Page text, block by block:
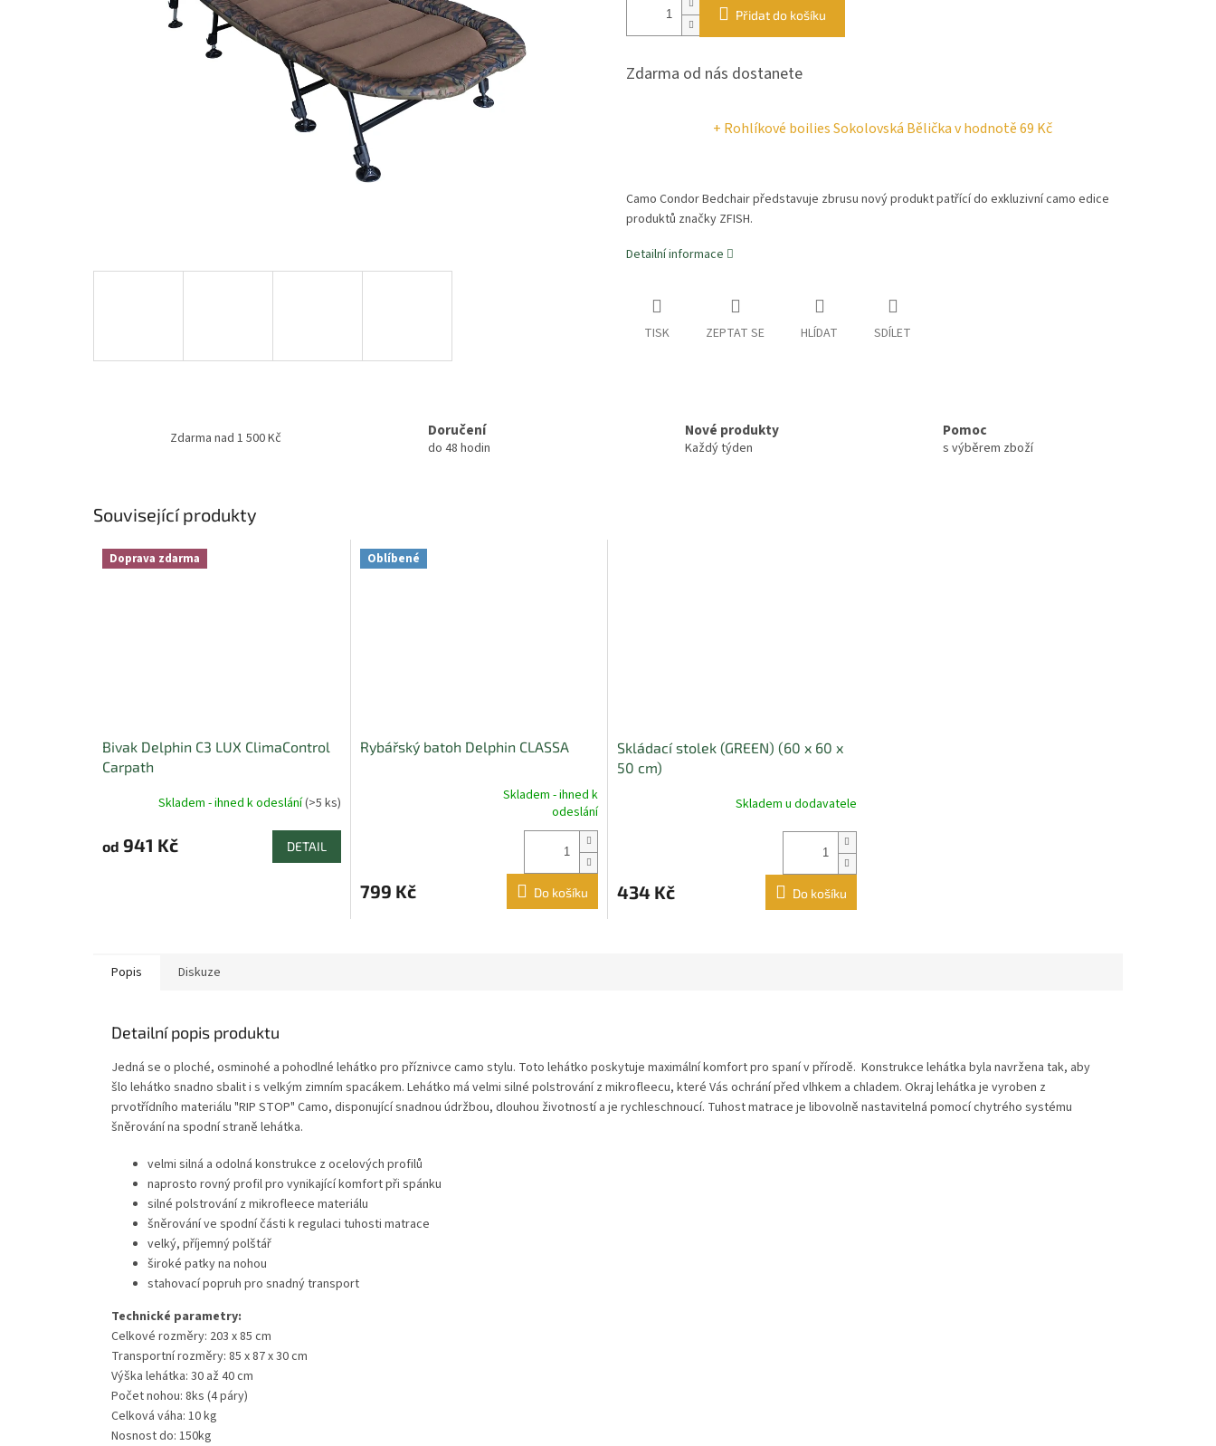
Přidat do košíku
Zdarma od nás dostanete
+ Rohlíkové boilies Sokolovská Běličkav hodnotě 69 Kč
Camo Condor Bedchair představuje zbrusu nový produkt patřící do exkluzivní camo edice
produktů značky ZFISH.
Detailní informace
TISK ZEPTAT SE HLÍDAT SDÍLET
Zdarma nad 1 500 Kč Doručení
do 48 hodin
Nové produkty
Každý týden
Pomoc
s výběrem zboží
Související produkty
Doprava zdarma
Bivak Delphin C3 LUX ClimaControl
Carpath
Skladem - ihned k odeslání(>5 ks)
od 941 Kč DETAIL
Oblíbené
Rybářský batoh Delphin CLASSA
z
Skladem - ihned k
odeslání
799 Kč Do košíku
Skládací stolek (GREEN) (60 x 60 x
50 cm)
Skladem u dodavatele
434 Kč Do košíku
Popis Diskuze
Detailní popis produktu
Jedná se o ploché, osminohé a pohodlné lehátko pro příznivce camo stylu. Toto lehátko poskytuje maximální komfort pro spaní v přírodě. Konstrukce lehátka byla navržena tak, aby
šlo lehátko snadno sbalit i s velkým zimním spacákem. Lehátko má velmi silné polstrování z mikrofleecu, které Vás ochrání před vlhkem a chladem. Okraj lehátka je vyroben z
prvotřídního materiálu "RIP STOP" Camo, disponující snadnou údržbou, dlouhou životností a je rychleschnoucí. Tuhost matrace je libovolně nastavitelná pomocí chytrého systému
šněrování na spodní straně lehátka.
velmi silná a odolná konstrukce z ocelových profilů
naprosto rovný profil pro vynikající komfort při spánku
silné polstrování z mikrofleece materiálu
šněrování ve spodní části k regulaci tuhosti matrace
velký, příjemný polštář
široké patky na nohou
stahovací popruh pro snadný transport
Technické parametry:
Celkové rozměry: 203 x 85 cm
Transportní rozměry: 85 x 87 x 30 cm
Výška lehátka: 30 až 40 cm
Počet nohou: 8ks (4 páry)
Celková váha: 10 kg
Nosnost do: 150kg